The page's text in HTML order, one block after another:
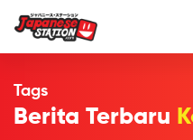
Tags
Berita Terbaru